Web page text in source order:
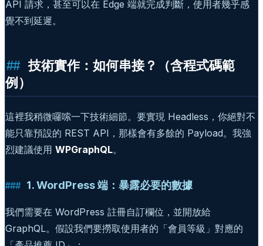
API 請求，甚至可以在 Edge 端就完成判斷，使用者幾乎感
覺不到延遲。
技術實作：如何串接？（含程式碼範
例）
這裡我稍微囉嗦一下技術細節。要實現 Headless，你絕對不
能只靠預設的 REST API，那樣會有多餘的 Payload。我強
烈建議使用 WPGraphQL。
1. WordPress 端：暴露必要的數據
我們需要在 WordPress 註冊自訂欄位，並開放給
GraphQL。假設我們要撈取使用者的「會員等級」對應的